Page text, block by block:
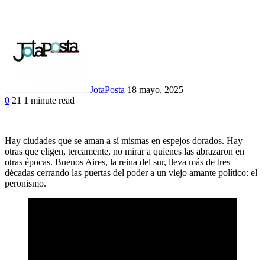
JotaPosta 18 mayo, 2025
0 21 1 minute read
Hay ciudades que se aman a sí mismas en espejos dorados. Hay
otras que eligen, tercamente, no mirar a quienes las abrazaron en
otras épocas. Buenos Aires, la reina del sur, lleva más de tres
décadas cerrando las puertas del poder a un viejo amante político: el
peronismo.